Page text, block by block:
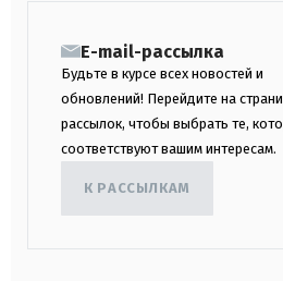
E-mail-рассылка
Будьте в курсе всех новостей и
обновлений! Перейдите на
рассылок, чтобы выбрать те,
соответствуют вашим интересам.
К РАССЫЛКАМ